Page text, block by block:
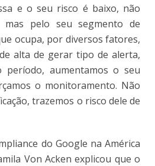
e o seu risco é baixo, não
mas pelo seu segmento de
ocupa, por diversos fatores,
alta de gerar tipo de alerta,
período, aumentamos o seu
o monitoramento. Não
trazemos o risco dele de
do Google na América
Von Acken explicou que o